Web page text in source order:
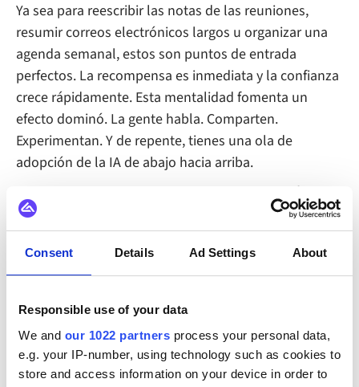
Consent Details Ad Settings About
Responsible use of your data
We and our 1022 partners process your personal data,
e.g. your IP-number, using technology such as cookies to
store and access information on your device in order to
Ya sea para reescribir las notas de las reuniones,
resumir correos electrónicos largos u organizar una
agenda semanal, estos son puntos de entrada
perfectos. La recompensa es inmediata y la confianza
crece rápidamente. Esta mentalidad fomenta un
efecto dominó. La gente habla. Comparten.
Experimentan. Y de repente, tienes una ola de
adopción de la IA de abajo hacia arriba.
descubrió que el
62% de las implementaciones exitosas de IA
comenzaron con tareas pequeñas y repetitivas:
clasificación de correos electrónicos, generación de
informes o resumen de contenido. Estas
microganancias generan impulso y muestran valor
rápidamente, lo que las convierte en puntos de
partida ideales para una adopción más amplia de la
IA.